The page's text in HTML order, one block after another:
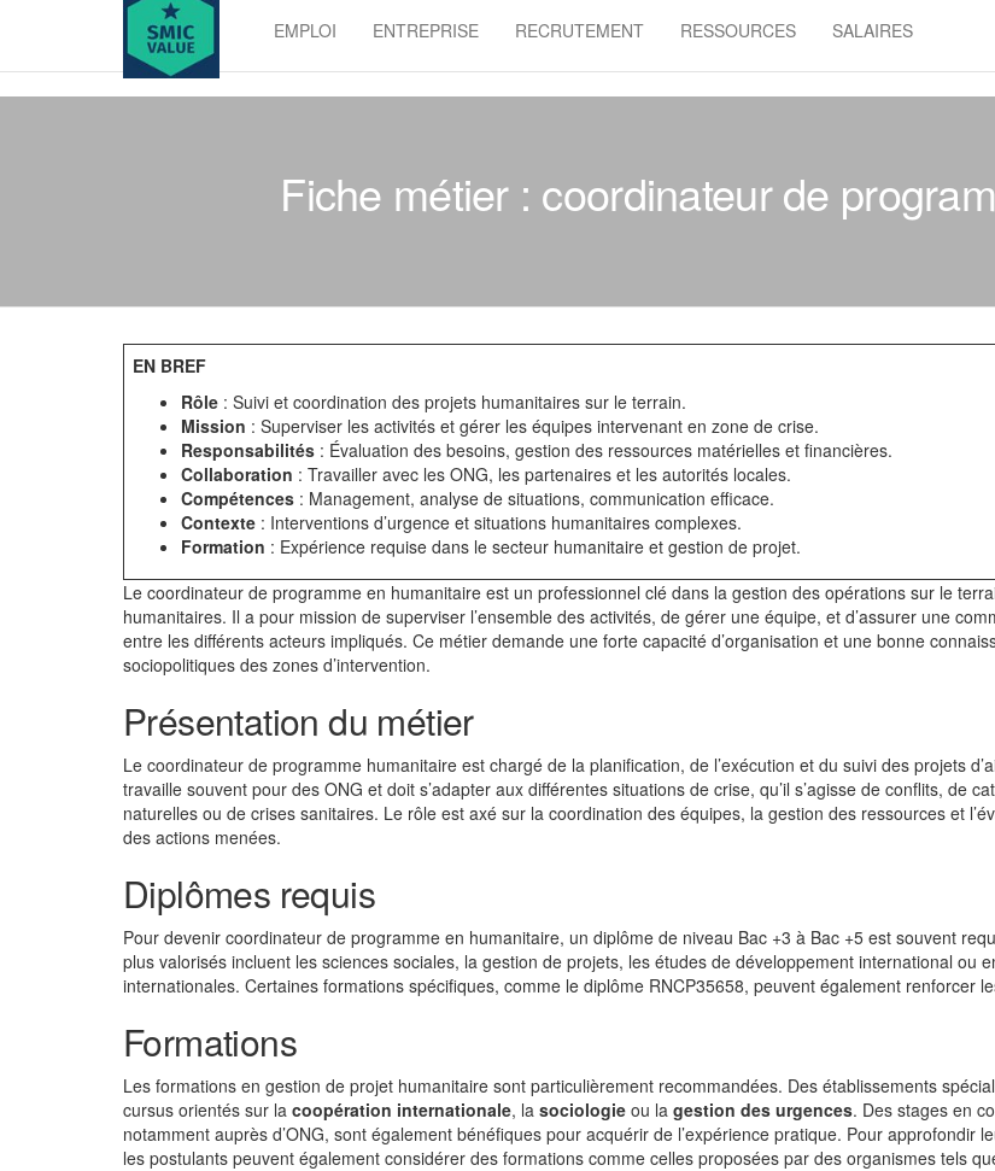
value
EMPLOI ENTREPRISE RECRUTEMENT RESSOURCES SALAIRES
Fiche métier : coordinateur de
EN BREF
Rôle : Suivi et coordination des projets humanitaires sur le terrain.
Mission : Superviser les activités et gérer les équipes intervenant en zone de crise.
Responsabilités : Évaluation des besoins, gestion des ressources matérielles et financières.
Collaboration : Travailler avec les ONG, les partenaires et les autorités locales.
Compétences : Management, analyse de situations, communication efficace.
Contexte : Interventions d’urgence et situations humanitaires complexes.
Formation : Expérience requise dans le secteur humanitaire et gestion de projet.
Le coordinateur de programme en humanitaire est un professionnel clé dans la gestion des opérations sur le
humanitaires. Il a pour mission de superviser l’ensemble des activités, de gérer une équipe, et d’assurer une
entre les différents acteurs impliqués. Ce métier demande une forte capacité d’organisation et une bonne
sociopolitiques des zones d’intervention.
Présentation du métier
Le coordinateur de programme humanitaire est chargé de la planification, de l’exécution et du suivi des projets
travaille souvent pour des ONG et doit s’adapter aux différentes situations de crise, qu’il s’agisse de conflits, de
naturelles ou de crises sanitaires. Le rôle est axé sur la coordination des équipes, la gestion des ressources et
des actions menées.
Diplômes requis
Pour devenir coordinateur de programme en humanitaire, un diplôme de niveau Bac +3 à Bac +5 est souvent
plus valorisés incluent les sciences sociales, la gestion de projets, les études de développement international ou
internationales. Certaines formations spécifiques, comme le diplôme RNCP35658, peuvent également renforcer
Formations
Les formations en gestion de projet humanitaire sont particulièrement recommandées. Des établissements
cursus orientés sur la coopération internationale, la sociologie ou la gestion des urgences. Des stages en
notamment auprès d’ONG, sont également bénéfiques pour acquérir de l’expérience pratique. Pour approfondir
les postulants peuvent également considérer des formations comme celles proposées par des organismes tels